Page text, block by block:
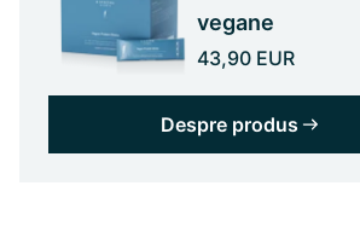
vegane
43,90 EUR
Despre produs